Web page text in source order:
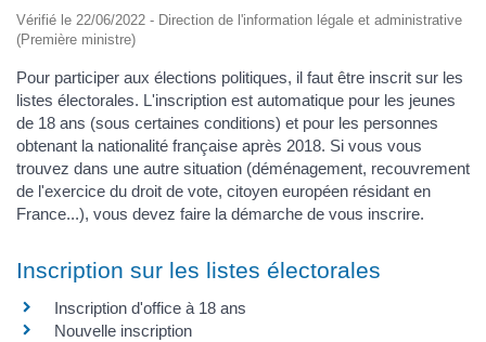
Vérifié le 22/06/2022 - Direction de l'information légale et administrative
(Première ministre)
Pour participer aux élections politiques, il faut être inscrit sur les
listes électorales. L'inscription est automatique pour les jeunes
de 18 ans (sous certaines conditions) et pour les personnes
obtenant la nationalité française après 2018. Si vous vous
trouvez dans une autre situation (déménagement, recouvrement
de l'exercice du droit de vote, citoyen européen résidant en
France...), vous devez faire la démarche de vous inscrire.
Inscription sur les listes électorales
Inscription d'office à 18 ans
Nouvelle inscription